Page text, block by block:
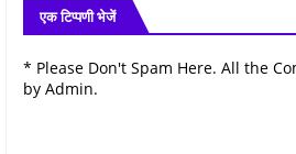
एक टिप्पणी भेजें
* Please Don't Spam Here. All the
by Admin.